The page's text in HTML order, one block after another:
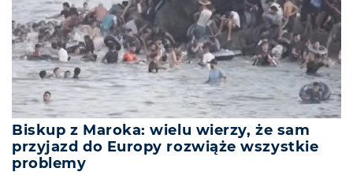
Biskup z Maroka: wielu wierzy, że sam
przyjazd do Europy rozwiąże wszystkie
problemy